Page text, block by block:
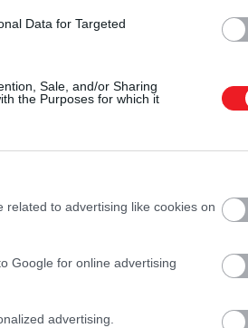
Data for Targeted
Sale, and/or Sharing
the Purposes for which it
to advertising like cookies on
Google for online advertising
advertising.
sorsfordító
érkezett. Eisenhower
és bájos háziasságára.
dolgoztak a gyárakban.